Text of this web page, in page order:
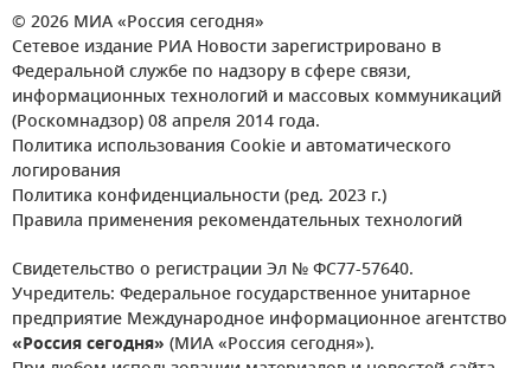
© 2026 МИА «Россия сегодня»
Сетевое издание РИА Новости зарегистрировано в
Федеральной службе по надзору в сфере связи,
информационных технологий и массовых коммуникаций
(Роскомнадзор) 08 апреля 2014 года.
Политика использования Cookie и автоматического
логирования
Политика конфиденциальности (ред. 2023 г.)
Правила применения рекомендательных технологий
Свидетельство о регистрации Эл № ФС77-57640.
Учредитель: Федеральное государственное унитарное
предприятие Международное информационное агентство
«Россия сегодня» (МИА «Россия сегодня»).